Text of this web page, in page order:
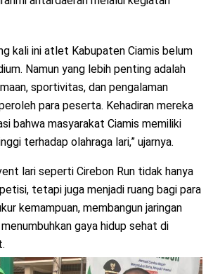
kali ini atlet Kabupaten Ciamis belum
Namun yang lebih penting adalah
sportivitas, dan pengalaman
para peserta. Kehadiran mereka
bahwa masyarakat Ciamis memiliki
terhadap olahraga lari,” ujarnya.
lari seperti Cirebon Run tidak hanya
tetapi juga menjadi ruang bagi para
kemampuan, membangun jaringan
gaya hidup sehat di